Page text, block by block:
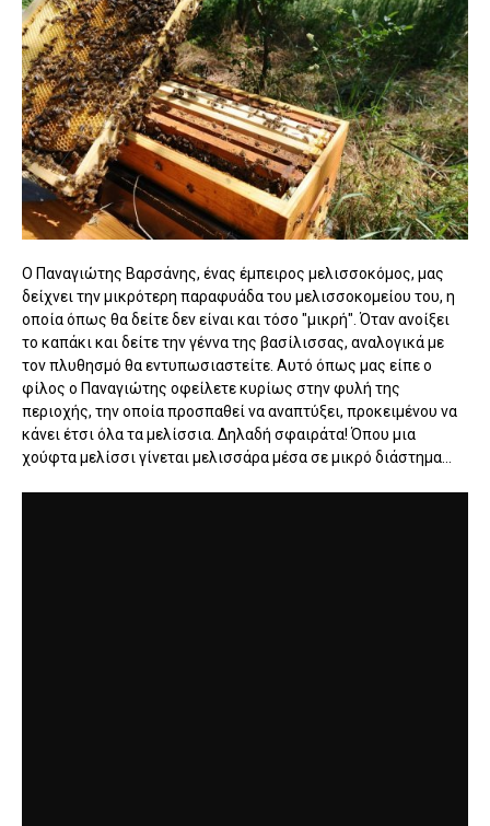
Ο Παναγιώτης Βαρσάνης, ένας έμπειρος μελισσοκόμος, μας
δείχνει την μικρότερη παραφυάδα του μελισσοκομείου του, η
οποία όπως θα δείτε δεν είναι και τόσο "μικρή". Όταν ανοίξει
το καπάκι και δείτε την γέννα της βασίλισσας, αναλογικά με
τον πλυθησμό θα εντυπωσιαστείτε. Αυτό όπως μας είπε ο
φίλος ο Παναγιώτης οφείλετε κυρίως στην φυλή της
περιοχής, την οποία προσπαθεί να αναπτύξει, προκειμένου να
κάνει έτσι όλα τα μελίσσια. Δηλαδή σφαιράτα! Όπου μια
χούφτα μελίσσι γίνεται μελισσάρα μέσα σε μικρό διάστημα...